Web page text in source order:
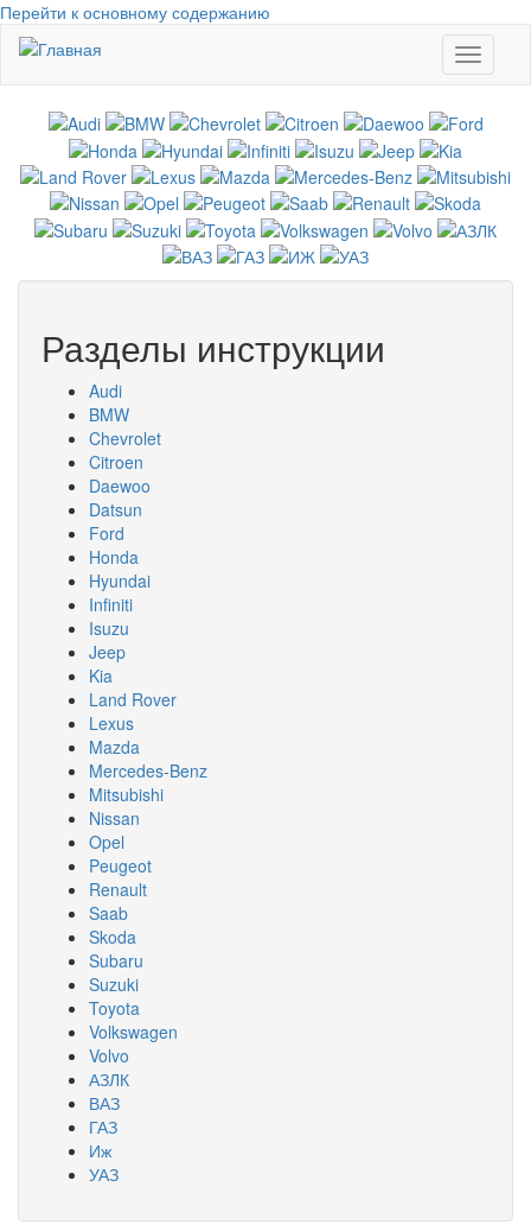
Перейти к основному содержанию
Toggle
Разделы инструкции
Audi
BMW
Chevrolet
Citroen
Daewoo
Datsun
Ford
Honda
Hyundai
Infiniti
Isuzu
Jeep
Kia
Land Rover
Lexus
Mazda
Mercedes-Benz
Mitsubishi
Nissan
Opel
Peugeot
Renault
Saab
Skoda
Subaru
Suzuki
Toyota
Volkswagen
Volvo
АЗЛК
ВАЗ
ГАЗ
Иж
УАЗ